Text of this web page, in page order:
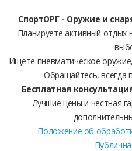
СпортОРГ - Оружие и
Планируете активный
Ищете пневматическое
Обращайтесь, всегда
Бесплатная
Лучшие цены и честная
Положение об